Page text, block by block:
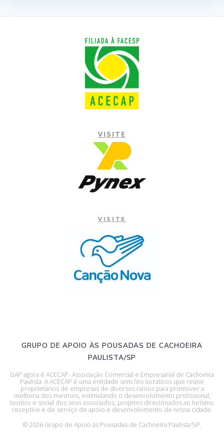
GRUPO DE APOIO ÀS POUSADAS DE CACHOEIRA
PAULISTA/SP
GAP agora é ACECAP- Associação Comercial e Empresarial de Cachoeira
Paulista. A ACECAP é uma entidade sem fins lucrativos que reúne
proprietários de empresas de diversos ramos para promover a
melhoria dos mesmos, estímulando o desenvolvimento profissional,
tecnico e social dos seus associados, projetos direcionados ao turismo
receptivo e de serviço de apoio e desenvolvimento de nossa cidade.
© 2026 Grupo de Apoio às Pousadas de Cachoeira Paulista/SP.
VISITE
VISITE